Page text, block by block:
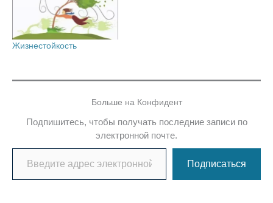
Жизнестойкость
Больше на Конфидент
Подпишитесь, чтобы получать последние записи по
электронной почте.
Введите адрес электронной почты…
Подписаться